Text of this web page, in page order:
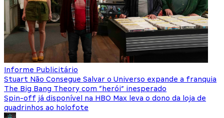
Informe Publicitário
Stuart Não Consegue Salvar o Universo expande a franquia
The Big Bang Theory com “herói” inesperado
Spin-off já disponível na HBO Max leva o dono da loja de
quadrinhos ao holofote